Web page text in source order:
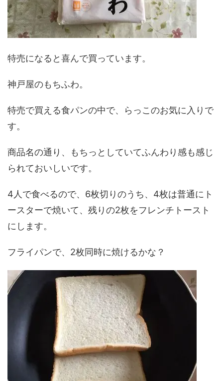
特売になると喜んで買っています。
神戸屋のもちふわ。
特売で買える食パンの中で、らっこのお気に入りで
す。
商品名の通り、もちっとしていてふんわり感も感じ
られておいしいです。
4人で食べるので、6枚切りのうち、4枚は普通にト
ースターで焼いて、残りの2枚をフレンチトースト
にします。
フライパンで、2枚同時に焼けるかな？